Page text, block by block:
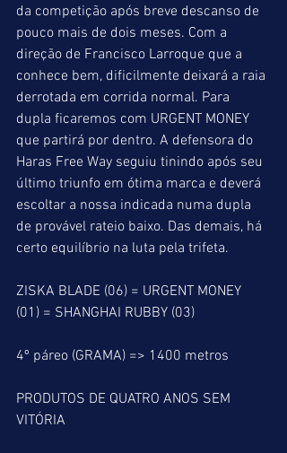
da competição após breve descanso de
pouco mais de dois meses. Com a
direção de Francisco Larroque que a
conhece bem, dificilmente deixará a raia
derrotada em corrida normal. Para
dupla ficaremos com URGENT MONEY
que partirá por dentro. A defensora do
Haras Free Way seguiu tinindo após seu
último triunfo em ótima marca e deverá
escoltar a nossa indicada numa dupla
de provável rateio baixo. Das demais, há
certo equilíbrio na luta pela trifeta.
ZISKA BLADE (06) = URGENT MONEY
(01) = SHANGHAI RUBBY (03)
4º páreo (GRAMA) => 1400 metros
PRODUTOS DE QUATRO ANOS SEM
VITÓRIA